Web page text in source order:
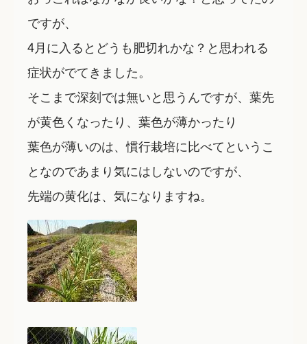
ですが、
4月に入るとどうも肥切れかな？と思われる
症状がでてきました。
そこまで深刻では無いと思うんですが、葉先
が黄色くなったり、葉色が薄かったり
葉色が薄いのは、慣行栽培に比べてというこ
となのであまり気にはしないのですが、
先端の黄化は、気になりますね。